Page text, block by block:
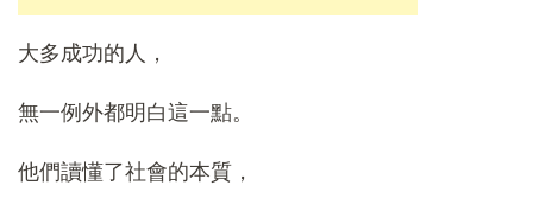
大多成功的人，
無一例外都明白這一點。
他們讀懂了社會的本質，